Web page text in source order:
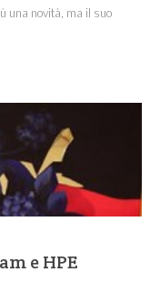
una novità, ma il suo
e HPE